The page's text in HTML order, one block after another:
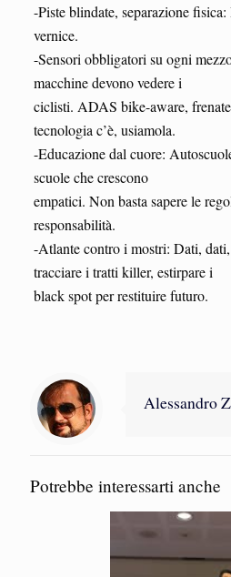
-Piste blindate, separazione
vernice.
-Sensori obbligatori su ogni
macchine devono vedere i
ciclisti. ADAS bike-aware,
tecnologia c’è, usiamola.
-Educazione dal cuore:
scuole che crescono
empatici. Non basta sapere le
responsabilità.
-Atlante contro i mostri: Dati,
tracciare i tratti killer, estirpare i
black spot per restituire futuro.
Alessandro
Potrebbe interessarti anche